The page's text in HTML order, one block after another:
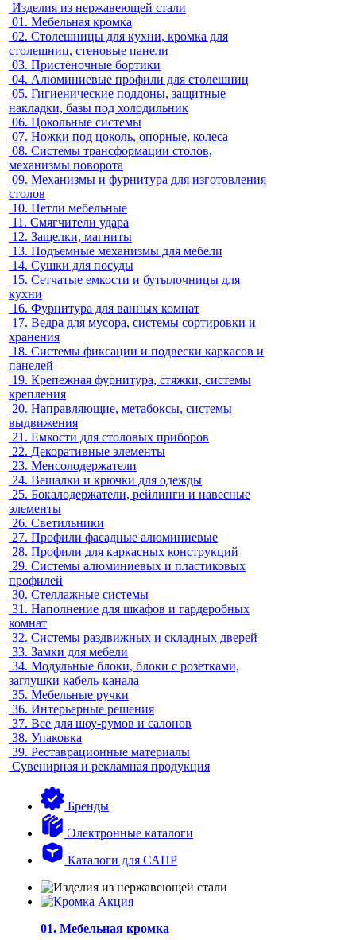
Изделия из нержавеющей стали
01. Мебельная кромка
02. Столешницы для кухни, кромка для
столешниц, стеновые панели
03. Пристеночные бортики
04. Алюминиевые профили для столешниц
05. Гигиенические поддоны, защитные
накладки, базы под холодильник
06. Цокольные системы
07. Ножки под цоколь, опорные, колеса
08. Системы трансформации столов,
механизмы поворота
09. Механизмы и фурнитура для изготовления
столов
10. Петли мебельные
11. Смягчители удара
12. Защелки, магниты
13. Подъемные механизмы для мебели
14. Сушки для посуды
15. Сетчатые емкости и бутылочницы для
кухни
16. Фурнитура для ванных комнат
17. Ведра для мусора, системы сортировки и
хранения
18. Системы фиксации и подвески каркасов и
панелей
19. Крепежная фурнитура, стяжки, системы
крепления
20. Направляющие, метабоксы, системы
выдвижения
21. Емкости для столовых приборов
22. Декоративные элементы
23. Менсолодержатели
24. Вешалки и крючки для одежды
25. Бокалодержатели, рейлинги и навесные
элементы
26. Светильники
27. Профили фасадные алюминиевые
28. Профили для каркасных конструкций
29. Системы алюминиевых и пластиковых
профилей
30. Стеллажные системы
31. Наполнение для шкафов и гардеробных
комнат
32. Системы раздвижных и складных дверей
33. Замки для мебели
34. Модульные блоки, блоки с розетками,
заглушки кабель-канала
35. Мебельные ручки
36. Интерьерные решения
37. Все для шоу-румов и салонов
38. Упаковка
39. Реставрационные материалы
Сувенирная и рекламная продукция
Бренды
Электронные каталоги
Каталоги для САПР
01. Мебельная кромка